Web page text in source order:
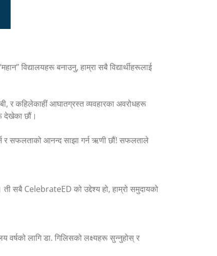
विद्यालयहरू बनाउनु, हाम्रा सबै विद्यार्थीहरूलाई
र कहिलेकाहीं आघातग्रस्त व्यवहारका अवरोधहरू
देखेका छौं।
र सफलताको आनन्द साझा गर्न ऋणी छौं! सफलताले
सबै CelebrateED को उद्देश्य हो, हाम्रो समुदायको
लागि डा. गिलिसको लक्ष्यहरू सुन्नुहोस् र